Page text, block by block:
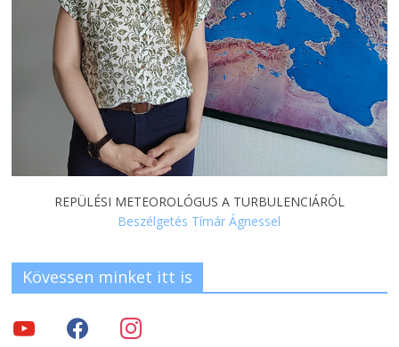
REPÜLÉSI METEOROLÓGUS A TURBULENCIÁRÓL
Beszélgetés Tímár Ágnessel
Kövessen minket itt is